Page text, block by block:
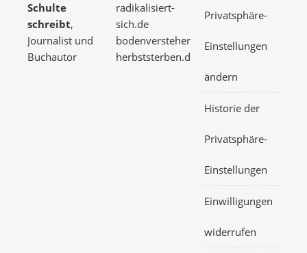
Schulte
schreibt,
Journalist und
Buchautor
radikalisiert-
sich.de
bodenversteher.de
herbststerben.de
Privatsphäre-
Einstellungen
ändern
Historie der
Privatsphäre-
Einstellungen
Einwilligungen
widerrufen